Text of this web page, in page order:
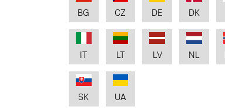
BG CZ DE DK
LT LV NL
SK UA